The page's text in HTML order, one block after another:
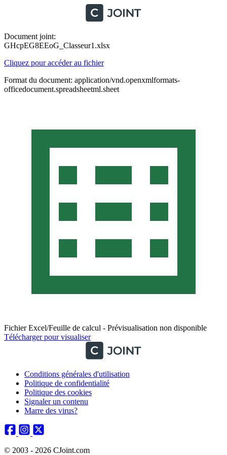
Document joint:
GHcpEG8EEoG_Classeur1.xlsx
Cliquez pour accéder au fichier
Format du document: application/vnd.openxmlformats-
officedocument.spreadsheetml.sheet
Fichier Excel/Feuille de calcul - Prévisualisation non disponible
Télécharger pour visualiser
Conditions générales d'utilisation
Politique de confidentialité
Politique des cookies
Signaler un contenu
Marre des virus?
© 2003 - 2026 CJoint.com